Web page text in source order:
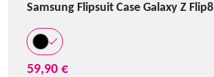
Samsung Flipsuit Case Galaxy Z Flip8
59,90 €